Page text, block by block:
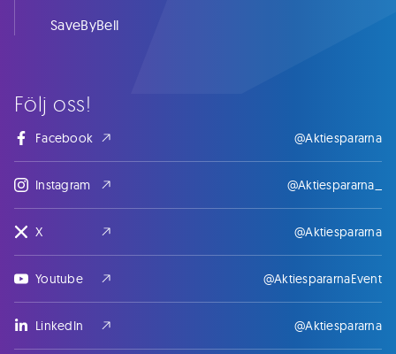
Följ oss!
Facebook @Aktiespararna
Instagram @Aktiespararna_
X @Aktiespararna
Youtube @AktiespararnaEvent
LinkedIn @Aktiespararna
SaveByBell